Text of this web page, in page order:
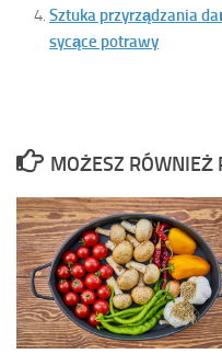
Sztuka przyrządzania
sycące potrawy
MOŻESZ